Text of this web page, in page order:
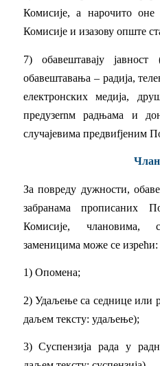
Комисије, а нарочито
Комисије и изазову опште
7) обавештавају јавност
обавештавања – радија,
електронских медија,
предузеrnм радњама и
случајевима предвиfјеним
За повреду дужности,
забранама прописаних
Комисије, члановима,
заменицима може се изрећи:
1) Опомена;
2) Удаљење са седнице или
даљем тексту: удаљење);
3) Суспензија рада у